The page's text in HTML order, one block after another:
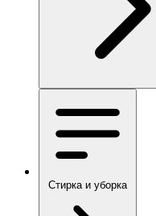
Стирка и уборка